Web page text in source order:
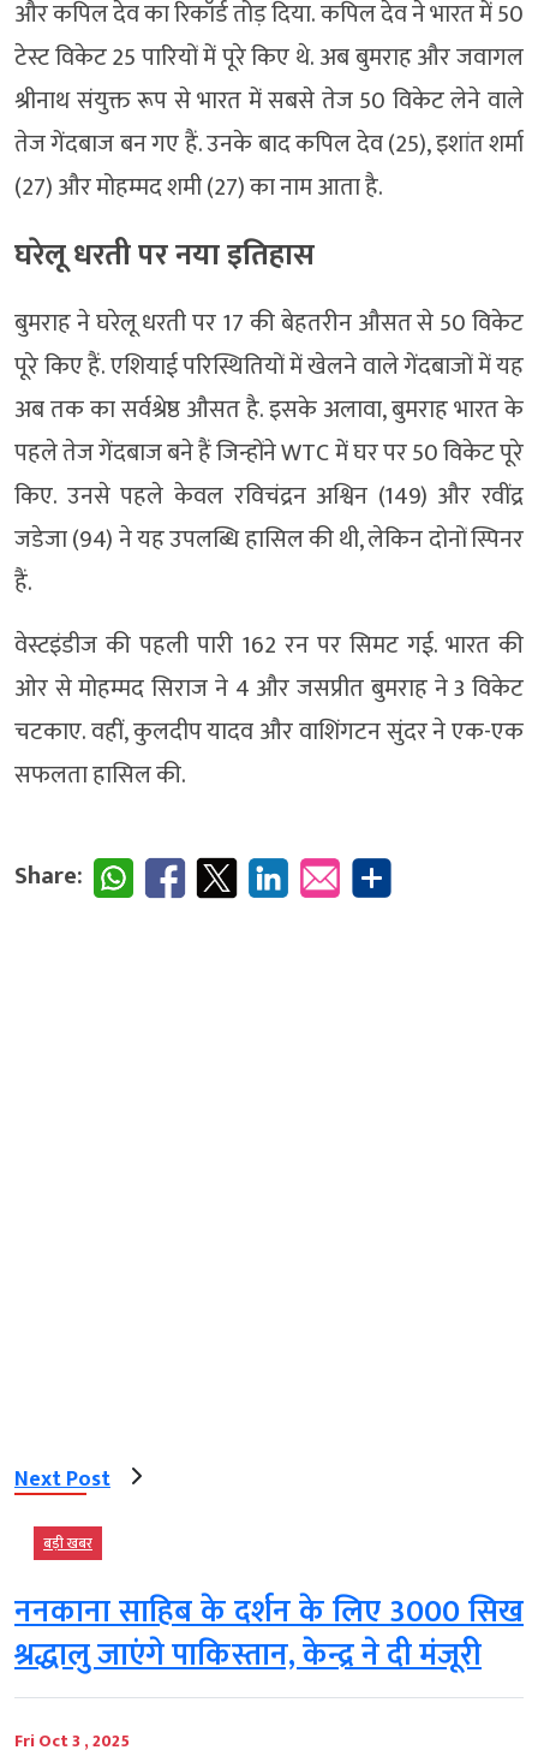
और कपिल देव का रिकॉर्ड तोड़ दिया. कपिल देव ने भारत में 50
टेस्ट विकेट 25 पारियों में पूरे किए थे. अब बुमराह और जवागल
श्रीनाथ संयुक्त रूप से भारत में सबसे तेज 50 विकेट लेने वाले
तेज गेंदबाज बन गए हैं. उनके बाद कपिल देव (25), इशांत शर्मा
(27) और मोहम्मद शमी (27) का नाम आता है.
घरेलू धरती पर नया इतिहास
बुमराह ने घरेलू धरती पर 17 की बेहतरीन औसत से 50 विकेट
पूरे किए हैं. एशियाई परिस्थितियों में खेलने वाले गेंदबाजों में यह
अब तक का सर्वश्रेष्ठ औसत है. इसके अलावा, बुमराह भारत के
पहले तेज गेंदबाज बने हैं जिन्होंने WTC में घर पर 50 विकेट पूरे
किए. उनसे पहले केवल रविचंद्रन अश्विन (149) और रवींद्र
जडेजा (94) ने यह उपलब्धि हासिल की थी, लेकिन दोनों स्पिनर
हैं.
वेस्टइंडीज की पहली पारी 162 रन पर सिमट गई. भारत की
ओर से मोहम्मद सिराज ने 4 और जसप्रीत बुमराह ने 3 विकेट
चटकाए. वहीं, कुलदीप यादव और वाशिंगटन सुंदर ने एक-एक
सफलता हासिल की.
Share:
Next Post
बड़ी खबर
ननकाना साहिब के दर्शन के लिए 3000 सिख
श्रद्धालु जाएंगे पाकिस्तान, केन्द्र ने दी मंजूरी
Fri Oct 3 , 2025